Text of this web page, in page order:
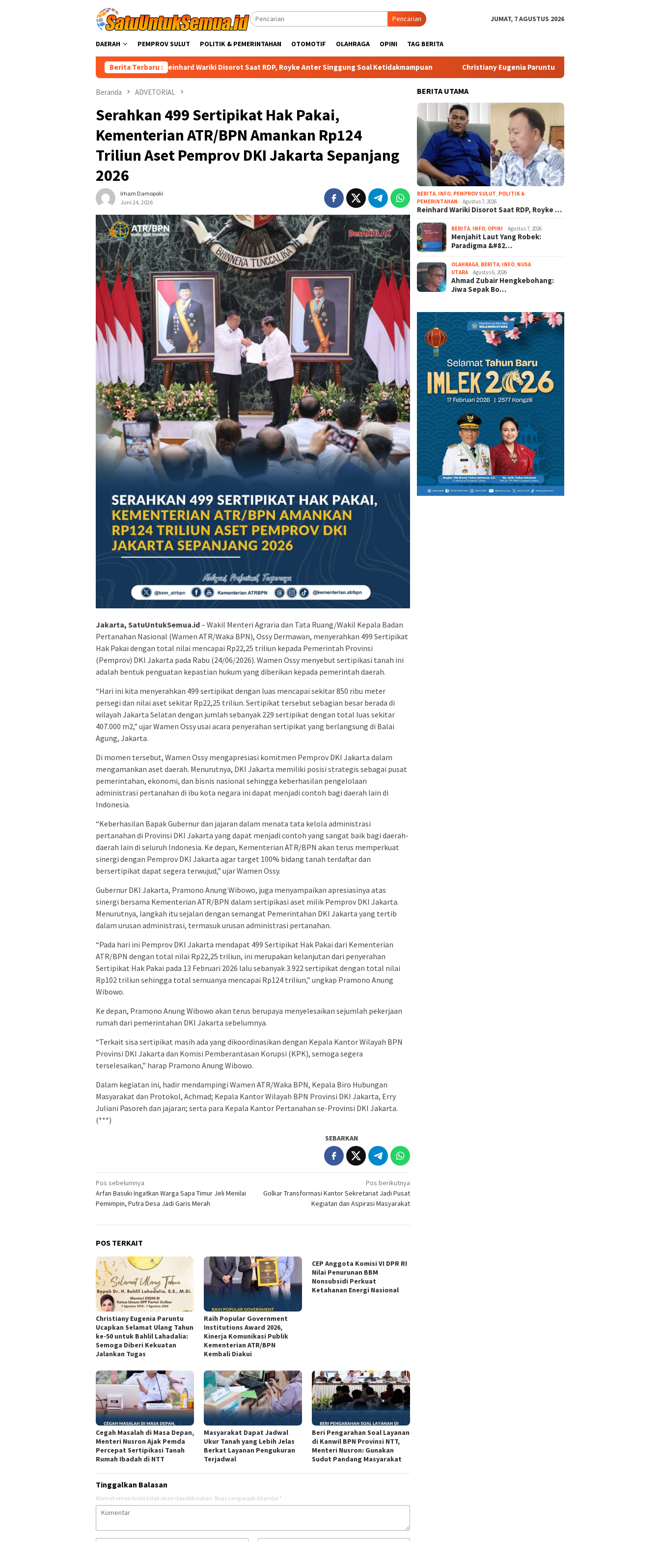
Pencarian JUMAT, 7 AGUSTUS 2026
DAERAH PEMPROV SULUT POLITIK & PEMERINTAHAN OTOMOTIF OLAHRAGA OPINI TAG BERITA
Berita Terbaru :
Reinhard Wariki Disorot Saat RDP, Royke Anter Singgung Soal Ketidakmampuan Christiany Eugenia Paruntu Ucapkan Selamat Ulang Tahun ke-50 untuk
Beranda ADVETORIAL
Serahkan 499 Sertipikat Hak Pakai,
Kementerian ATR/BPN Amankan Rp124
Triliun Aset Pemprov DKI Jakarta Sepanjang
2026
Irham Damopolii
Juni 24, 2026
Jakarta, SatuUntukSemua.id– Wakil Menteri Agraria dan Tata Ruang/Wakil Kepala Badan
Pertanahan Nasional (Wamen ATR/Waka BPN), Ossy Dermawan, menyerahkan 499 Sertipikat
Hak Pakai dengan total nilai mencapai Rp22,25 triliun kepada Pemerintah Provinsi
(Pemprov) DKI Jakarta pada Rabu (24/06/2026). Wamen Ossy menyebut sertipikasi tanah ini
adalah bentuk penguatan kepastian hukum yang diberikan kepada pemerintah daerah.
“Hari ini kita menyerahkan 499 sertipikat dengan luas mencapai sekitar 850 ribu meter
persegi dan nilai aset sekitar Rp22,25 triliun. Sertipikat tersebut sebagian besar berada di
wilayah Jakarta Selatan dengan jumlah sebanyak 229 sertipikat dengan total luas sekitar
407.000 m2,” ujar Wamen Ossy usai acara penyerahan sertipikat yang berlangsung di Balai
Agung, Jakarta.
Di momen tersebut, Wamen Ossy mengapresiasi komitmen Pemprov DKI Jakarta dalam
mengamankan aset daerah. Menurutnya, DKI Jakarta memiliki posisi strategis sebagai pusat
pemerintahan, ekonomi, dan bisnis nasional sehingga keberhasilan pengelolaan
administrasi pertanahan di ibu kota negara ini dapat menjadi contoh bagi daerah lain di
Indonesia.
“Keberhasilan Bapak Gubernur dan jajaran dalam menata tata kelola administrasi
pertanahan di Provinsi DKI Jakarta yang dapat menjadi contoh yang sangat baik bagi daerah-
daerah lain di seluruh Indonesia. Ke depan, Kementerian ATR/BPN akan terus memperkuat
sinergi dengan Pemprov DKI Jakarta agar target 100% bidang tanah terdaftar dan
bersertipikat dapat segera terwujud,” ujar Wamen Ossy.
Gubernur DKI Jakarta, Pramono Anung Wibowo, juga menyampaikan apresiasinya atas
sinergi bersama Kementerian ATR/BPN dalam sertipikasi aset milik Pemprov DKI Jakarta.
Menurutnya, langkah itu sejalan dengan semangat Pemerintahan DKI Jakarta yang tertib
dalam urusan administrasi, termasuk urusan administrasi pertanahan.
“Pada hari ini Pemprov DKI Jakarta mendapat 499 Sertipikat Hak Pakai dari Kementerian
ATR/BPN dengan total nilai Rp22,25 triliun, ini merupakan kelanjutan dari penyerahan
Sertipikat Hak Pakai pada 13 Februari 2026 lalu sebanyak 3.922 sertipikat dengan total nilai
Rp102 triliun sehingga total semuanya mencapai Rp124 triliun,” ungkap Pramono Anung
Wibowo.
Ke depan, Pramono Anung Wibowo akan terus berupaya menyelesaikan sejumlah pekerjaan
rumah dari pemerintahan DKI Jakarta sebelumnya.
“Terkait sisa sertipikat masih ada yang dikoordinasikan dengan Kepala Kantor Wilayah BPN
Provinsi DKI Jakarta dan Komisi Pemberantasan Korupsi (KPK), semoga segera
terselesaikan,” harap Pramono Anung Wibowo.
Dalam kegiatan ini, hadir mendampingi Wamen ATR/Waka BPN, Kepala Biro Hubungan
Masyarakat dan Protokol, Achmad; Kepala Kantor Wilayah BPN Provinsi DKI Jakarta, Erry
Juliani Pasoreh dan jajaran; serta para Kepala Kantor Pertanahan se-Provinsi DKI Jakarta.
(***)
SEBARKAN
Navigasi
pos
Pos sebelumnya
Arfan Basuki Ingatkan Warga Sapa Timur Jeli Menilai
Pemimpin, Putra Desa Jadi Garis Merah
Pos berikutnya
Golkar Transformasi Kantor Sekretariat Jadi Pusat
Kegiatan dan Aspirasi Masyarakat
POS TERKAIT
Christiany Eugenia Paruntu
Ucapkan Selamat Ulang Tahun
ke-50 untuk Bahlil Lahadalia:
Semoga Diberi Kekuatan
Jalankan Tugas
Raih Popular Government
Institutions Award 2026,
Kinerja Komunikasi Publik
Kementerian ATR/BPN
Kembali Diakui
CEP Anggota Komisi VI DPR RI
Nilai Penurunan BBM
Nonsubsidi Perkuat
Ketahanan Energi Nasional
Cegah Masalah di Masa Depan,
Menteri Nusron Ajak Pemda
Percepat Sertipikasi Tanah
Rumah Ibadah di NTT
Masyarakat Dapat Jadwal
Ukur Tanah yang Lebih Jelas
Berkat Layanan Pengukuran
Terjadwal
Beri Pengarahan Soal Layanan
di Kanwil BPN Provinsi NTT,
Menteri Nusron: Gunakan
Sudut Pandang Masyarakat
Tinggalkan Balasan
Alamat email Anda tidak akan dipublikasikan. Ruas yang wajib ditandai *
BERITA UTAMA
BERITA INFO PEMPROV SULUT POLITIK &
PEMERINTAHAN
Agustus 7, 2026
Reinhard Wariki Disorot Saat RDP, Royke …
BERITA INFO OPINI Agustus 7, 2026
Menjahit Laut Yang Robek:
Paradigma &#82…
OLAHRAGA BERITA INFO NUSA
UTARA
Agustus 6, 2026
Ahmad Zubair Hengkebohang:
Jiwa Sepak Bo…